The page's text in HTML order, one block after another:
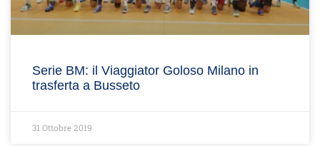
Serie BM: il Viaggiator Goloso Milano in
trasferta a Busseto
31 Ottobre 2019